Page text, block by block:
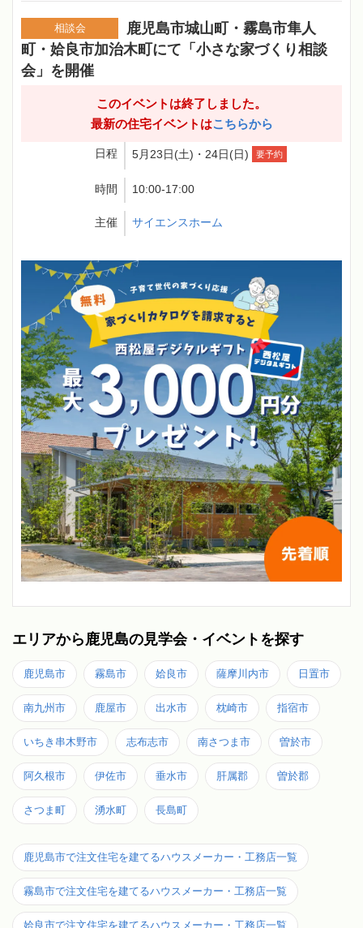
鹿児島市城山町・霧島市隼人
町・姶良市加治木町にて「小さな家づくり相談
会」を開催
このイベントは終了しました。
最新の住宅イベントはこちらから
日程 5月23日(土)・24日(日) 要予約
時間 10:00-17:00
主催 サイエンスホーム
相談会
エリアから鹿児島の見学会・イベントを探す
鹿児島市 霧島市 姶良市 薩摩川内市 日置市
南九州市 鹿屋市 出水市 枕崎市 指宿市
いちき串木野市 志布志市 南さつま市 曽於市
阿久根市 伊佐市 垂水市 肝属郡 曽於郡
さつま町 湧水町 長島町
鹿児島市で注文住宅を建てるハウスメーカー・工務店一覧
霧島市で注文住宅を建てるハウスメーカー・工務店一覧
姶良市で注文住宅を建てるハウスメーカー・工務店一覧